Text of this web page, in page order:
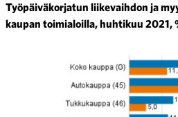
Työpäiväkorjatun liikevaihdon ja
kaupan toimialoilla, huhtikuu 2021,